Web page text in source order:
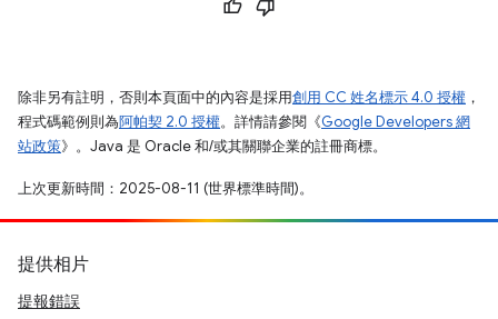
除非另有註明，否則本頁面中的內容是採用創用 CC 姓名標示 4.0 授權 ，
程式碼範例則為阿帕契 2.0 授權。詳情請參閱《Google Developers 網
站政策》。Java 是 Oracle 和/或其關聯企業的註冊商標。
上次更新時間：2025-08-11 (世界標準時間)。
提供相片
提報錯誤